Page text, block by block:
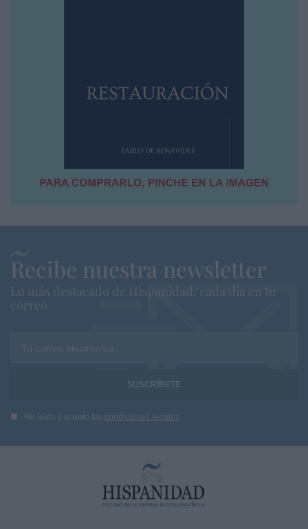
Recibe nuestra newsletter
Lo más destacado de Hispanidad, cada dia en tu
correo
Tu correo electrónico...
He leído y acepto las condiciones legales